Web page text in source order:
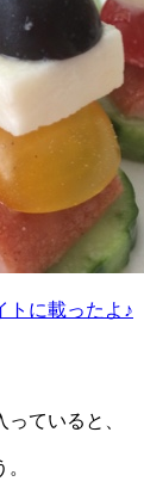
トに載ったよ♪
ていると、